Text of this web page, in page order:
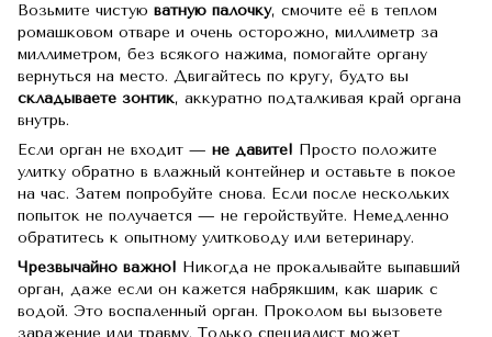
Возьмите чистую ватную палочку, смочите её в теплом
ромашковом отваре и очень осторожно, миллиметр за
миллиметром, без всякого нажима, помогайте органу
вернуться на место. Двигайтесь по кругу, будто вы
складываете зонтик, аккуратно подталкивая край органа
внутрь.
Если орган не входит — не давите! Просто положите
улитку обратно в влажный контейнер и оставьте в покое
на час. Затем попробуйте снова. Если после нескольких
попыток не получается — не геройствуйте. Немедленно
обратитесь к опытному улитководу или ветеринару.
Чрезвычайно важно! Никогда не прокалывайте выпавший
орган, даже если он кажется набрякшим, как шарик с
водой. Это воспаленный орган. Проколом вы вызовете